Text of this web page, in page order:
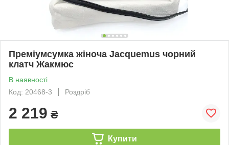
Преміумсумка жіноча Jacquemus чорний
клатч Жакмюс
В наявності
Код: 20468-3
Роздріб
2 219 ₴
Купити